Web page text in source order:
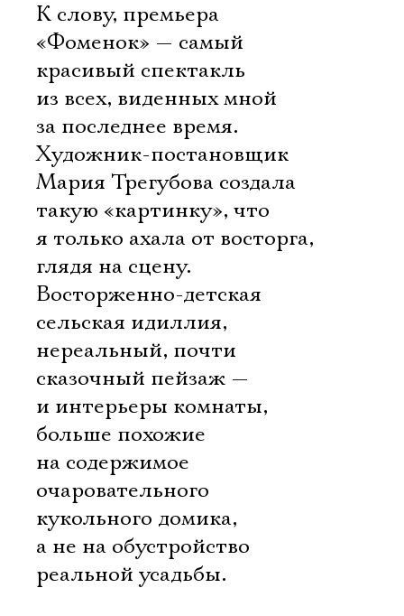
К слову, премьера
«Фоменок» — самый
красивый спектакль
из всех, виденных мной
за последнее время.
Художник-постановщик
Мария Трегубова создала
такую «картинку», что
я только ахала от восторга,
глядя на сцену.
Восторженно-детская
сельская идиллия,
нереальный, почти
сказочный пейзаж —
и интерьеры комнаты,
больше похожие
на содержимое
очаровательного
кукольного домика,
а не на обустройство
реальной усадьбы.